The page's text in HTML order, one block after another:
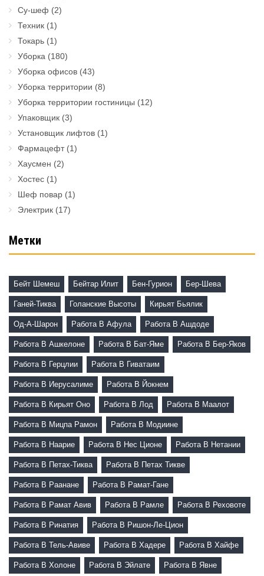
Су-шеф (2)
Техник (1)
Токарь (1)
Уборка (180)
Уборка офисов (43)
Уборка территории (8)
Уборка территории гостиницы (12)
Упаковщик (3)
Установщик лифтов (1)
Фармацефт(1)
Хаусмен (2)
Хостес (1)
Шеф повар (1)
Электрик (17)
Метки
Бейт Шемеш Бейтар Илит Бен-Гурион Бер-Шева
Ганей-Тиква Голанские Высоты Кирьят Бьялик
Од-А-Шарон Работа В Афула Работа В Ашдоде
Работа В Ашкелоне Работа В Бат-Яме Работа В Бер-Яков
Работа В Герцлии Работа В Гиватаим
Работа В Иерусалиме Работа В Йокнем
Работа В Кирьят Оно Работа В Лод Работа В Маалот
Работа В Мицпа Рамон Работа В Модиине
Работа В Наарие Работа В Нес Ционе Работа В Нетании
Работа В Петах-Тиква Работа В Петах Тикве
Работа В Раанане Работа В Рамат-Гане
Работа В Рамат Авив Работа В Рамле Работа В Реховоте
Работа В Ринатия Работа В Ришон-Ле-Цион
Работа В Тель-Авиве Работа В Хадере Работа В Хайфе
Работа В Холоне Работа В Эйлате Работа В Явне